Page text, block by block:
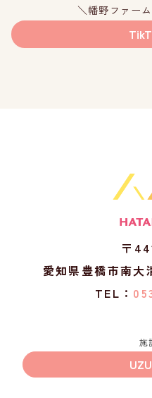
＼幡野ファー
〒
愛知県豊橋市南大
TEL：
施